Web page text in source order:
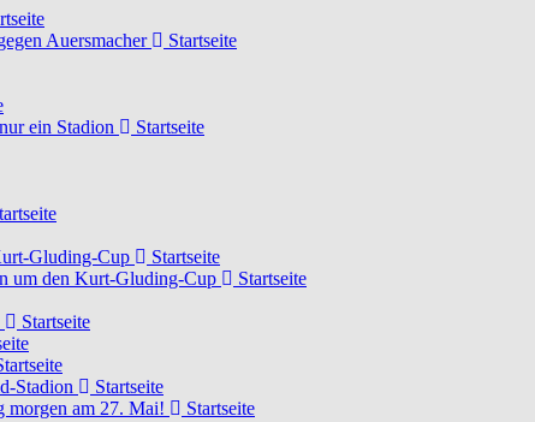
Auersmacher
Startseite
ein Stadion
Startseite
Gluding-Cup
Startseite
um den Kurt-Gluding-Cup
Startseite
Startseite
Stadion
Startseite
morgen am 27. Mai!
Startseite